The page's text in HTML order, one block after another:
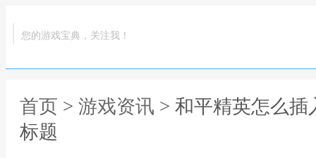
您的游戏宝典，关注我！
首页 > 游戏资讯 > 和平精英怎么插
标题